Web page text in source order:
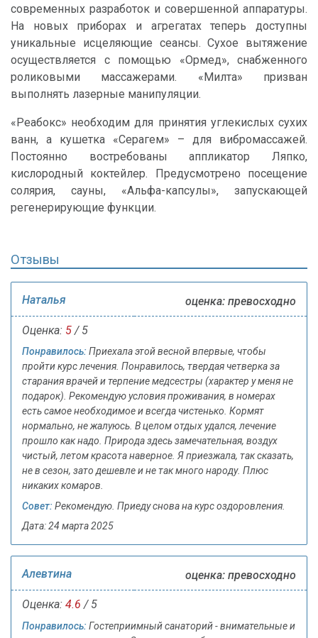
современных разработок и совершенной аппаратуры.
На новых приборах и агрегатах теперь доступны
уникальные исцеляющие сеансы. Сухое вытяжение
осуществляется с помощью «Ормед», снабженного
роликовыми массажерами. «Милта» призван
выполнять лазерные манипуляции.
«Реабокс» необходим для принятия углекислых сухих
ванн, а кушетка «Серагем» – для вибромассажей.
Постоянно востребованы аппликатор Ляпко,
кислородный коктейлер. Предусмотрено посещение
солярия, сауны, «Альфа-капсулы», запускающей
регенерирующие функции.
Отзывы
Наталья оценка: превосходно
Оценка: 5 / 5
Понравилось: Приехала этой весной впервые, чтобы
пройти курс лечения. Понравилось, твердая четверка за
старания врачей и терпение медсестры (характер у меня не
подарок). Рекомендую условия проживания, в номерах
есть самое необходимое и всегда чистенько. Кормят
нормально, не жалуюсь. В целом отдых удался, лечение
прошло как надо. Природа здесь замечательная, воздух
чистый, летом красота наверное. Я приезжала, так сказать,
не в сезон, зато дешевле и не так много народу. Плюс
никаких комаров.
Совет: Рекомендую. Приеду снова на курс оздоровления.
Дата: 24 марта 2025
Алевтина оценка: превосходно
Оценка: 4.6 / 5
Понравилось: Гостеприимный санаторий - внимательные и